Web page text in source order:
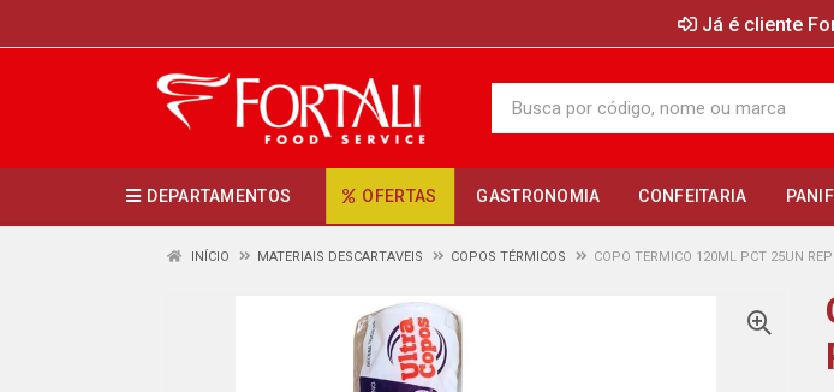
Já é cliente
DEPARTAMENTOS OFERTAS GASTRONOMIA CONFEITARIA
INÍCIO MATERIAIS DESCARTAVEIS COPOS TÉRMICOS COPO TERMICO 120ML PCT 25UN